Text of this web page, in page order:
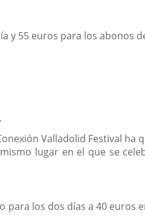
y 55 euros para los abonos
Valladolid Festival
lugar en el que se
para los dos días a 40 euros